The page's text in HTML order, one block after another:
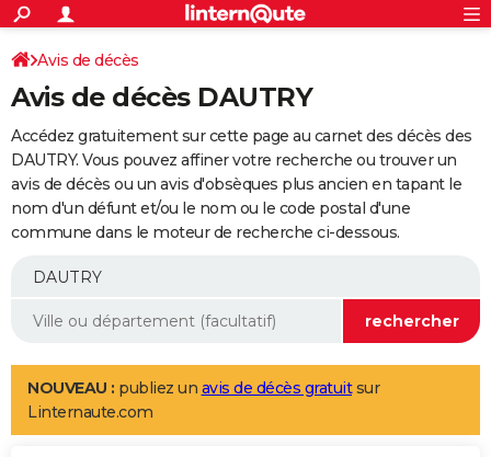
ACTUALITÉS
Politique
Société
Faits Divers
Education
Monde
Villes
+
SPORT
Coupe du monde 2026
Football
Tennis
Cyclisme
Rugby
Forum
Programme TV
TNT
Streaming
Cinéma
Sorties cinéma
Musique
+
FINANCE
Retraite
Epargne
Immobilier
Risques naturels par ville
Banque
Assurance
AUTO
Essais
Réserver un essai
Citadines
Berlines
SUV
Forum auto
+
Mobiles
Meilleur smartphone
Internet
Ordinateurs
Jeux vidéo
Guide high-tech
Aménagement intérieur
LIFESTYLE
Art de vivre
Bien-être
Loisirs
Mode
Modes de vie
Avis de décès
Avis de décès DAUTRY
Accédez gratuitement sur cette page au carnet des décès des
DAUTRY. Vous pouvez affiner votre recherche ou trouver un
avis de décès ou un avis d'obsèques plus ancien en tapant le
nom d'un défunt et/ou le nom ou le code postal d'une
commune dans le moteur de recherche ci-dessous.
NOUVEAU : publiez un avis de décès gratuitsur
Linternaute.com